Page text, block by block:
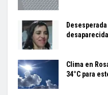
Clima en
34°C para